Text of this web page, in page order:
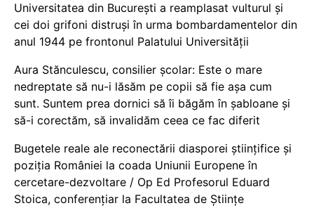
Universitatea din București a reamplasat vulturul și
cei doi grifoni distruși în urma bombardamentelor din
anul 1944 pe frontonul Palatului Universității
Aura Stănculescu, consilier școlar: Este o mare
nedreptate să nu-i lăsăm pe copii să fie așa cum
sunt. Suntem prea dornici să îi băgăm în șabloane și
să-i corectăm, să invalidăm ceea ce fac diferit
Bugetele reale ale reconectării diasporei științifice și
poziția României la coada Uniunii Europene în
cercetare-dezvoltare / Op Ed Profesorul Eduard
Stoica, conferențiar la Facultatea de Științe